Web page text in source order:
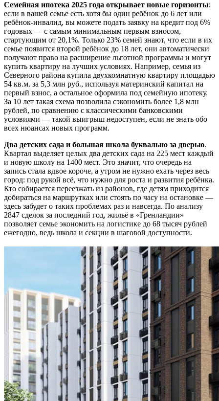
Семейная ипотека 2025 года открывает новые горизонты:
если в вашей семье есть хотя бы один ребёнок до 6 лет или
ребёнок-инвалид, вы можете подать заявку на кредит под 6%
годовых — с самым минимальным первым взносом,
стартующим от 20,1%. Только 23% семей знают, что если в их
семье появится второй ребёнок до 18 лет, они автоматически
получают право на расширение льготной программы и могут
купить квартиру на лучших условиях. Например, семья из
Северного района купила двухкомнатную квартиру площадью
54 кв.м. за 5,3 млн руб., используя материнский капитал на
первый взнос, а остальное оформила под семейную ипотеку.
За 10 лет такая схема позволила сэкономить более 1,8 млн
рублей, по сравнению с классическими банковскими
условиями — такой выигрыш недоступен, если не знать обо
всех нюансах новых программ.
Два детских сада и большая школа буквально за дверью.
Квартал выделяет целых два детских сада на 225 мест каждый
и новую школу на 1400 мест. Это значит, что очередь на
запись стала вдвое короче, а утром не нужно ехать через весь
город: под рукой всё, что нужно для роста и развития ребёнка.
Кто собирается переезжать из районов, где детям приходится
добираться на маршрутках или стоять по часу на остановке —
здесь забудет о таких проблемах раз и навсегда. По анализу
2847 сделок за последний год, жильё в «Гренландии»
позволяет семье экономить на логистике до 68 тысяч рублей
ежегодно, ведь школа и секции в шаговой доступности.